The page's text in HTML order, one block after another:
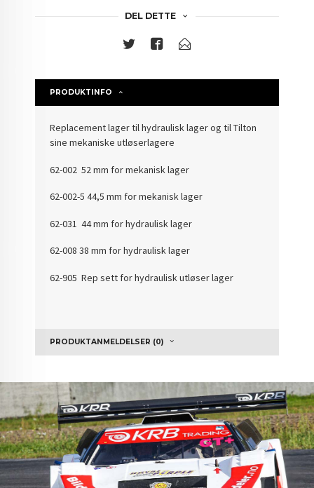
DEL DETTE
PRODUKTINFO
Replacement lager til hydraulisk lager og til Tilton
sine mekaniske utløserlagere
62-002 52 mm for mekanisk lager
62-002-5 44,5 mm for mekanisk lager
62-031 44 mm for hydraulisk lager
62-008 38 mm for hydraulisk lager
62-905 Rep sett for hydraulisk utløser lager
PRODUKTANMELDELSER (0)